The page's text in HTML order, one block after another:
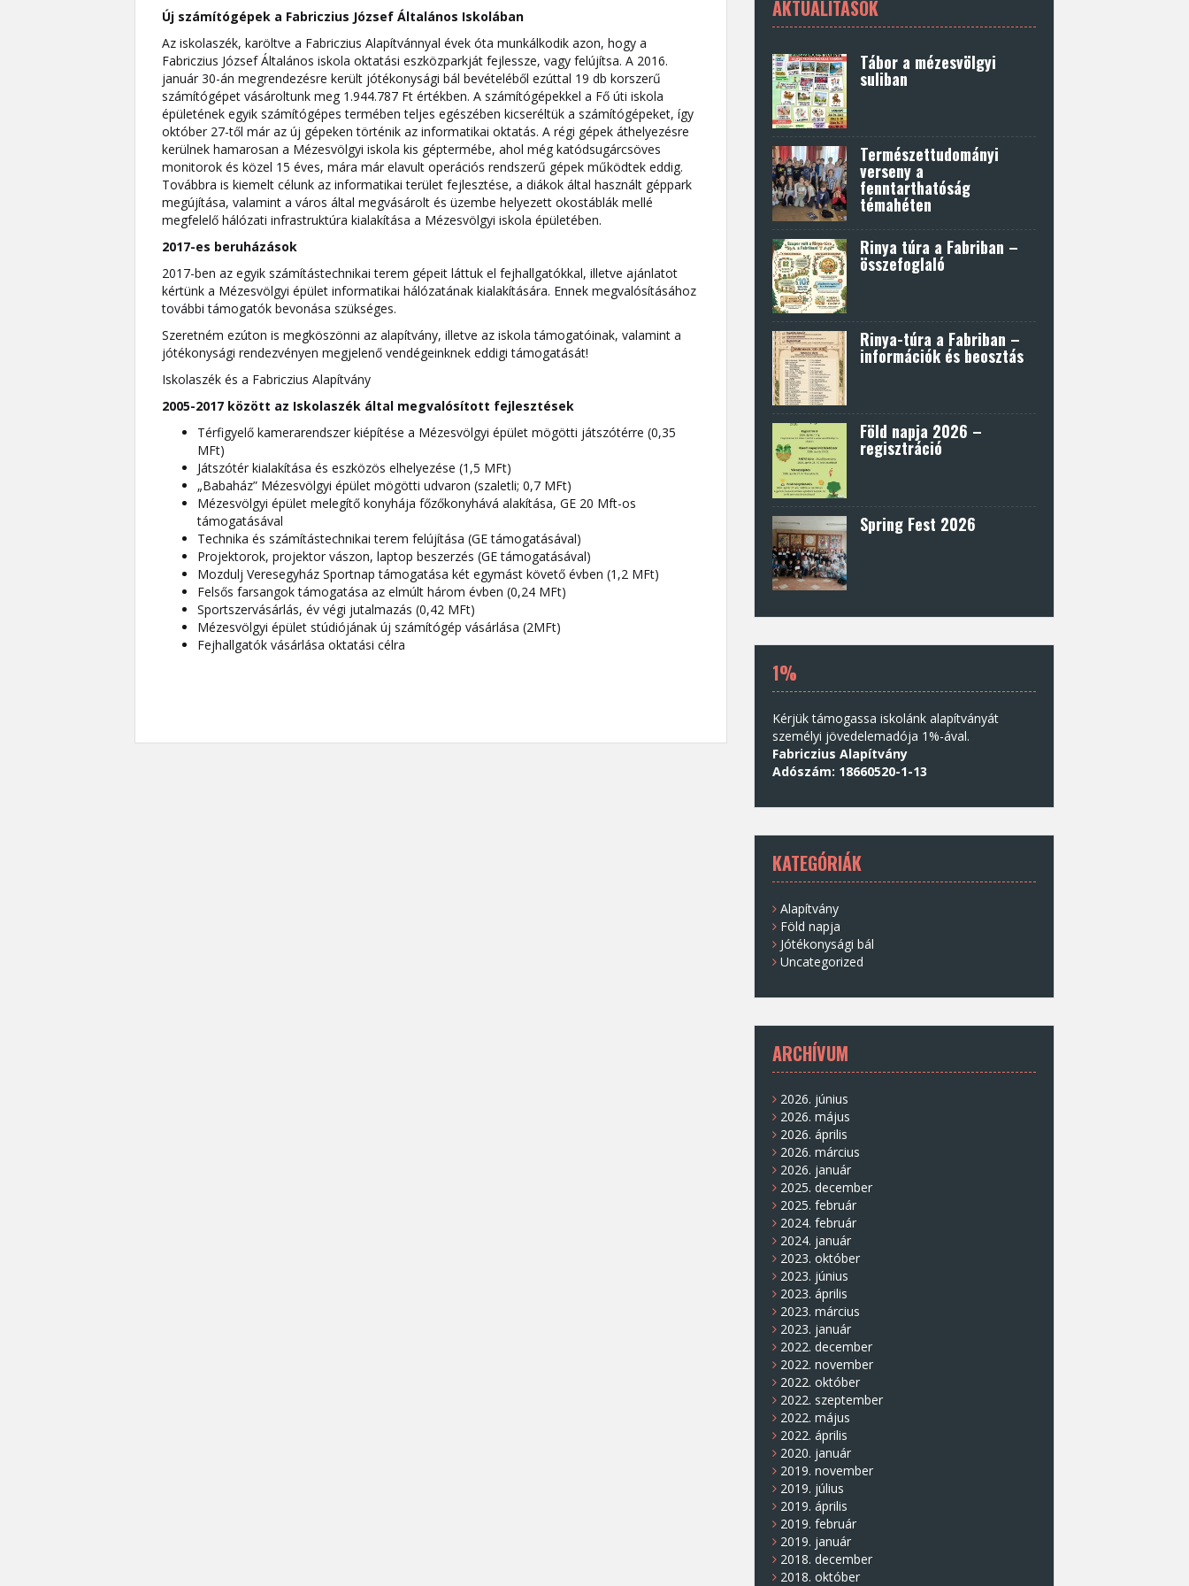
Új számítógépek a Fabriczius József Általános Iskolában
Az iskolaszék, karöltve a Fabriczius Alapítvánnyal évek óta munkálkodik azon, hogy a
Fabriczius József Általános iskola oktatási eszközparkját fejlessze, vagy felújítsa. A 2016.
január 30-án megrendezésre került jótékonysági bál bevételéből ezúttal 19 db korszerű
számítógépet vásároltunk meg 1.944.787 Ft értékben. A számítógépekkel a Fő úti iskola
épületének egyik számítógépes termében teljes egészében kicseréltük a számítógépeket, így
október 27-től már az új gépeken történik az informatikai oktatás. A régi gépek áthelyezésre
kerülnek hamarosan a Mézesvölgyi iskola kis géptermébe, ahol még katódsugárcsöves
monitorok és közel 15 éves, mára már elavult operációs rendszerű gépek működtek eddig.
Továbbra is kiemelt célunk az informatikai terület fejlesztése, a diákok által használt géppark
megújítása, valamint a város által megvásárolt és üzembe helyezett okostáblák mellé
megfelelő hálózati infrastruktúra kialakítása a Mézesvölgyi iskola épületében.
2017-es beruházások
2017-ben az egyik számítástechnikai terem gépeit láttuk el fejhallgatókkal, illetve ajánlatot
kértünk a Mézesvölgyi épület informatikai hálózatának kialakítására. Ennek megvalósításához
további támogatók bevonása szükséges.
Szeretném ezúton is megköszönni az alapítvány, illetve az iskola támogatóinak, valamint a
jótékonysági rendezvényen megjelenő vendégeinknek eddigi támogatását!
Iskolaszék és a Fabriczius Alapítvány
2005-2017 között az Iskolaszék által megvalósított fejlesztések
Térfigyelő kamerarendszer kiépítése a Mézesvölgyi épület mögötti játszótérre (0,35
MFt)
Játszótér kialakítása és eszközös elhelyezése (1,5 MFt)
„Babaház” Mézesvölgyi épület mögötti udvaron (szaletli; 0,7 MFt)
Mézesvölgyi épület melegítő konyhája főzőkonyhává alakítása, GE 20 Mft-os
támogatásával
Technika és számítástechnikai terem felújítása (GE támogatásával)
Projektorok, projektor vászon, laptop beszerzés (GE támogatásával)
Mozdulj Veresegyház Sportnap támogatása két egymást követő évben (1,2 MFt)
Felsős farsangok támogatása az elmúlt három évben (0,24 MFt)
Sportszervásárlás, év végi jutalmazás (0,42 MFt)
Mézesvölgyi épület stúdiójának új számítógép vásárlása (2MFt)
Fejhallgatók vásárlása oktatási célra
AKTUALITÁSOK
Tábor a mézesvölgyi
suliban
Természettudományi
verseny a
fenntarthatóság
témahéten
Rinya túra a Fabriban –
összefoglaló
Rinya-túra a Fabriban –
információk és beosztás
Föld napja 2026 –
regisztráció
Spring Fest 2026
1%
Kérjük támogassa iskolánk alapítványát
személyi jövedelemadója 1%-ával.
Fabriczius Alapítvány
Adószám: 18660520-1-13
KATEGÓRIÁK
Alapítvány
Föld napja
Jótékonysági bál
Uncategorized
ARCHÍVUM
2026. június
2026. május
2026. április
2026. március
2026. január
2025. december
2025. február
2024. február
2024. január
2023. október
2023. június
2023. április
2023. március
2023. január
2022. december
2022. november
2022. október
2022. szeptember
2022. május
2022. április
2020. január
2019. november
2019. július
2019. április
2019. február
2019. január
2018. december
2018. október